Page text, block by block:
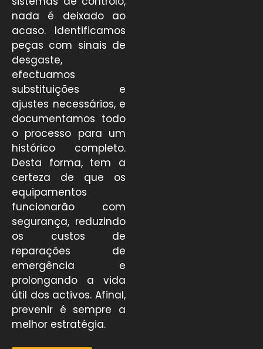
nada é deixado ao
acaso. Identificamos
peças com sinais de
desgaste,
efectuamos
substituições e
ajustes necessários, e
documentamos todo
o processo para um
histórico completo.
Desta forma, tem a
certeza de que os
equipamentos
funcionarão com
segurança, reduzindo
os custos de
reparações de
emergência e
prolongando a vida
útil dos activos. Afinal,
prevenir é sempre a
melhor estratégia.